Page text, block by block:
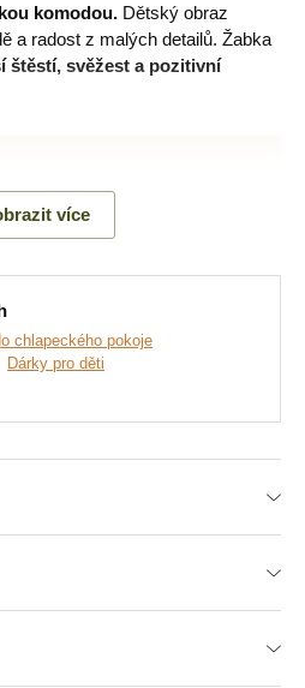
komodou. Dětský obraz
a radost z malých detailů. Žabka
štěstí, svěžest a pozitivní
nejmodernější technologiea
okraj, který ještě více zvýrazní
tištěných
více
chlapeckého pokoje
Dárky pro děti